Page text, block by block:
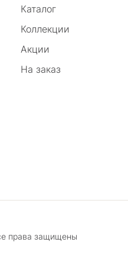
Каталог
Коллекции
Акции
На заказ
права защищены